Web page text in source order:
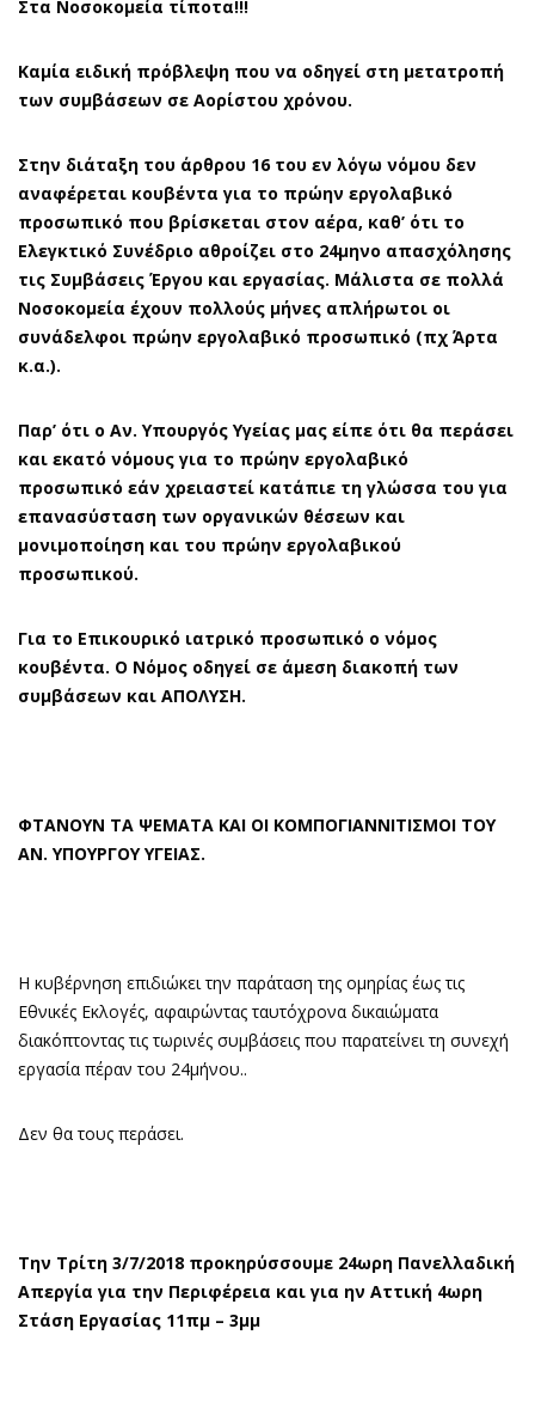
Στα Νοσοκομεία τίποτα!!!
Καμία ειδική πρόβλεψη που να οδηγεί στη μετατροπή
των συμβάσεων σε Αορίστου χρόνου.
Στην διάταξη του άρθρου 16 του εν λόγω νόμου δεν
αναφέρεται κουβέντα για το πρώην εργολαβικό
προσωπικό που βρίσκεται στον αέρα, καθ’ ότι το
Ελεγκτικό Συνέδριο αθροίζει στο 24μηνο απασχόλησης
τις Συμβάσεις Έργου και εργασίας. Μάλιστα σε πολλά
Νοσοκομεία έχουν πολλούς μήνες απλήρωτοι οι
συνάδελφοι πρώην εργολαβικό προσωπικό (πχ Άρτα
κ.α.).
Παρ’ ότι ο Αν. Υπουργός Υγείας μας είπε ότι θα περάσει
και εκατό νόμους για το πρώην εργολαβικό
προσωπικό εάν χρειαστεί κατάπιε τη γλώσσα του για
επανασύσταση των οργανικών θέσεων και
μονιμοποίηση και του πρώην εργολαβικού
προσωπικού.
Για το Επικουρικό ιατρικό προσωπικό ο νόμος
κουβέντα. Ο Νόμος οδηγεί σε άμεση διακοπή των
συμβάσεων και ΑΠΟΛΥΣΗ.
ΦΤΑΝΟΥΝ ΤΑ ΨΕΜΑΤΑ ΚΑΙ ΟΙ ΚΟΜΠΟΓΙΑΝΝΙΤΙΣΜΟΙ ΤΟΥ
ΑΝ. ΥΠΟΥΡΓΟΥ ΥΓΕΙΑΣ.
Η κυβέρνηση επιδιώκει την παράταση της ομηρίας έως τις
Εθνικές Εκλογές, αφαιρώντας ταυτόχρονα δικαιώματα
διακόπτοντας τις τωρινές συμβάσεις που παρατείνει τη συνεχή
εργασία πέραν του 24μήνου..
Δεν θα τους περάσει.
Την Τρίτη 3/7/2018 προκηρύσσουμε 24ωρη Πανελλαδική
Απεργία για την Περιφέρεια και για ην Αττική 4ωρη
Στάση Εργασίας 11πμ – 3μμ